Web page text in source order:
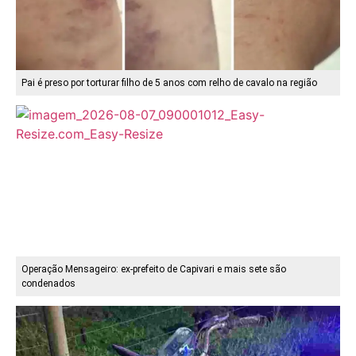
Pai é preso por torturar filho de 5 anos com relho de cavalo na região
Operação Mensageiro: ex-prefeito de Capivari e mais sete são
condenados